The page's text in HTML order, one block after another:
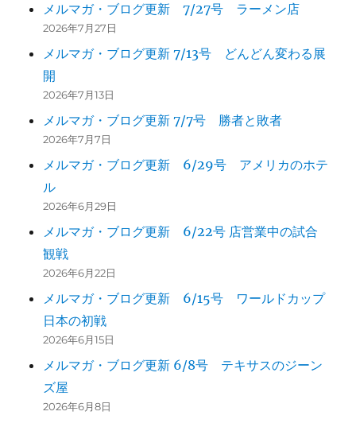
メルマガ・ブログ更新 7/27号 ラーメン店
2026年7月27日
メルマガ・ブログ更新 7/13号 どんどん変わる展
開
2026年7月13日
メルマガ・ブログ更新 7/7号 勝者と敗者
2026年7月7日
メルマガ・ブログ更新 6/29号 アメリカのホテ
ル
2026年6月29日
メルマガ・ブログ更新 6/22号 店営業中の試合
観戦
2026年6月22日
メルマガ・ブログ更新 6/15号 ワールドカップ
日本の初戦
2026年6月15日
メルマガ・ブログ更新 6/8号 テキサスのジーン
ズ屋
2026年6月8日